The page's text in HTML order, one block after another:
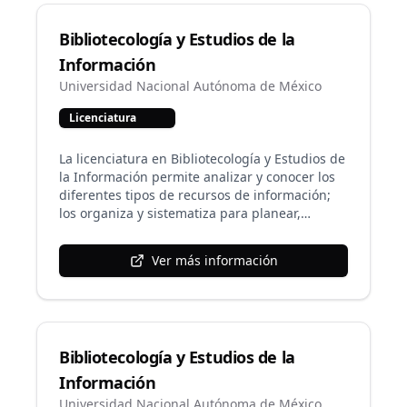
estudiante, a través de estrategias y recursos
mediante la aplicación de tecnologías para la
educación.
Bibliotecología y Estudios de la
Información
Universidad Nacional Autónoma de México
Licenciatura
La licenciatura en Bibliotecología y Estudios de
la Información permite analizar y conocer los
diferentes tipos de recursos de información;
los organiza y sistematiza para planear,
bibliotecarios y de información, con la
finalidad de satisfacer las necesidades de
población; se apoya en las tecnologías de la
información y la comunicación, y lleva a cabo
problemas derivados de su práctica
profesional y de las características del entorno
económico, social y cultural en el que
Ver más información
Bibliotecología y Estudios de la
Información